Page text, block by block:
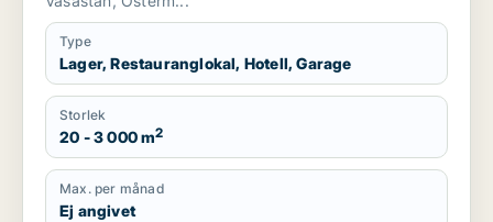
Type
Lager, Restauranglokal, Hotell, Garage
Storlek
20 - 3 000 m2
Max. per månad
Ej angivet